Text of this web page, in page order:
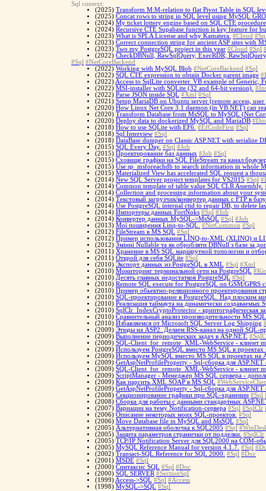
Sql context:
(2025) Transform M:M-relation to flat Pivot Table in SQL
(2025) Concat rows to string in SQL level using MySQL
(2024) My ticket lottery engine based on SQL CTE procedure
(2024) Recursive CTE Supabase function is key feature for
(2023) What is SPLA License and why Kamatera. #Cloud
(2023) Correct connection string for ancient ASP sites with
(2023) Two my PostgreSQL project in this year #Cloud #Sql
(2022) CheckDBNull, RawSqlQuery, ExecRDR,
#Sql #NetCoreBackend
(2022) Working with MySQL Blob #NetCoreBackend #Sql
(2022) SQL CTE expression to obtain Docker parent image
(2022) Access to SqlLite converter. VB example of Generic,
(2022) MSI-installer with SQLite (32 and 64-bit version).
(2022) Parse JSON inside SQL #Xml #Sql
(2021) Setup MariaDB on Ubuntu server (remote access,
(2020) How Linux Net Core 3.1 daemon (in VB.NET) can
(2020) Transform Database from MsSQL to MySQL (Net
(2020) Deploy data to dockerized MySQL and MariaDB
(2018) How to use SQLite with EF6. #EfCodeFirst #Sql
(2018) Sql Interview #Sql
(2018) DataBase dumper on Classic ASP.NET with serialize
(2015) SQL Every Day. #Sql #Job
(2015) Проектирование баз данных #Job #Sql
(2015) Сховище графіки на SQL FileStream та канал
(2015) Use sp_msforeachdb to search information in whole
(2015) Materialized View has accelerated SQL request a
(2014) New SQL Server project templates for VS2015 #Sql
(2014) Сommon template of table value SQL CLR Assembly.
(2014) Collection and processing information about your
(2014) Текстовый загрузчик/конвертер данных с FTP в базу
(2014) Use PostgreSQL internal ctid to repair DB, to delete
(2014) Импортеры данных FortNoks #Sql #Job
(2014) Конвертер данных MySQL->MsSQL #Sql #Job
(2013) Мої поширення Linq-to-SQL. #NetCommon #Sql
(2012) FileStream в MS SQL #Sql
(2012) Пример использования LINQ-to-XML (XLINQ) и
(2012) Змінні Nullable та як обробляти DBNull з бази за
(2011) Хранение в MS SQL маршрутной топологии и
(2011) Открой для себя SQLite #Sql
(2010) Экспорт данных из PostgeSQL в XML #Sql #Xml
(2010) Мониторинг терминальной сети на PostgreSQL
(2010) Десять главных недостатков PostgreSQL #Sql
(2010) Remote SQL execute for PostgreSQL on GSM/
(2010) Пример обьектно-реляционного проектирования
(2010) SQL-проектирование в PostgreSQL. Над плоским
(2010) Реализация таймаута на динамически
(2010) SqlClr_IndexCryptoProtector - криптографическая
(2010) Сравнительный анализ производительности MS
(2010) Избавляемся от Microsoft SQL Server Log Shipping
(2009) Этюды на ASP2. Делаем RSS-канал на одной SQL-
(2009) Выполнение периодических задач в ASP.NET.
(2009) SQL-Client_for_remote_XML-WebService - клиент
(2009) Используем PostgreSQL вместо MS SQL в
(2009) Используем MySQL вместо MS SQL в проектах на
(2009) GetAspNetProfileProperty - Sql-сборка для ASP.NET
(2009) SQL-Client_for_remote_XML-WebService - клиент
(2009) ScriptManager - Менеджер MS SQL сервера -
(2009) Как парсить XML SOAP в MS SQL
(2009) GetAspNetProfileProperty - Sql-сборка для ASP.NET
(2008) Cекционирование графики при SQL-хранении #Sql
(2008) Сборка для работы с данными стандартных
(2007) Вариации на тему Notification-сервера #Sql #SqlClr
(2006) Описание некоторых моих SQL-проектов. #Sql
(2006) Move Database file in MySQL and MsSQL #Sql
(2005) Альтернативная оболочка к SQL2005 #Sql
(2005) Защита параметров странички от подделки. #SqlClr
(2005) TCP/IP Notification Server для SQL2000 на COM-
(2005) MySQL Reference Manual for version 4.1.7. #Sql
(2002) Transact-SQL Reference for SQL 2000. #Sql #Doc
(2001) MSDE #Sql
(2000) Синтаксис SQL #Sql #Doc
(2000) SQL SERVER #SectionSql
(1999) Access->SQL #Sql #Access
(1998) MySQL->SQL #Sql